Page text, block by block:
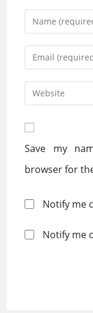
Enter
your
name
or
username
to
comment
Enter
your
email
address
to
comment
Enter
your
website
URL
Save my
browser for
Notify me
Notify me